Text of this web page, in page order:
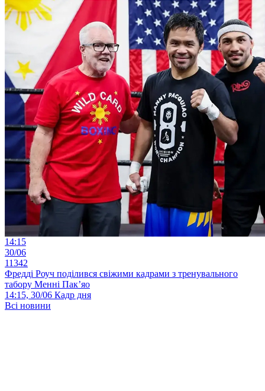
14:15
30/06
11342
Фредді Роуч поділився свіжими кадрами з тренувального
табору Менні Пак’яо
14:15, 30/06 Кадр дня
Всі новини